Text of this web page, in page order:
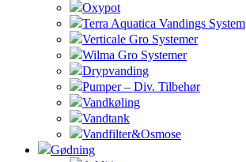
Oxypot
Terra Aquatica Vandings System
Verticale Gro Systemer
Wilma Gro Systemer
Drypvanding
Pumper – Div. Tilbehør
Vandkøling
Vandtank
Vandfilter&Osmose
Gødning